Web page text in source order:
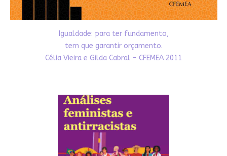
Igualdade: para ter fundamento,
tem que garantir orçamento.
Célia Vieira e Gilda Cabral - CFEMEA 2011